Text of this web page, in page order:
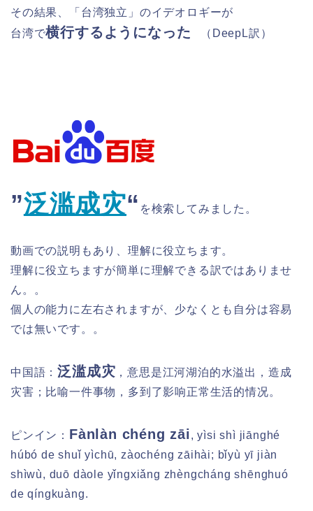
その結果、「台湾独立」のイデオロギーが
台湾で横行するようになった （DeepL訳）
”泛滥成灾​“ を検索してみました。
動画での説明もあり、理解に役立ちます。
理解に役立ちますが簡単に理解できる訳ではありませ
ん。。
個人の能力に左右されますが、少なくとも自分は容易
では無いです。。
中国語：泛滥成灾 ，意思是江河湖泊的水溢出，造成
灾害；比喻一件事物，多到了影响正常生活的情况。
ピンイン： Fànlàn chéng zāi, yìsi shì jiānghé
húbó de shuǐ yìchū, zàochéng zāihài; bǐyù yī jiàn
shìwù, duō dàole yǐngxiǎng zhèngcháng shēnghuó
de qíngkuàng.